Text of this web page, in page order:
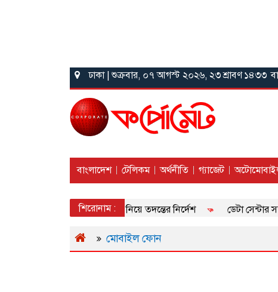
ঢাকা | শুক্রবার, ০৭ আগস্ট ২০২৬, ২৩ শ্রাবণ ১৪৩৩
বাংলাদেশ টেলিকম অর্থনীতি গ্যাজেট
শিরোনাম :
বেটিং সাইটের বিজ্ঞাপন নিয়ে তদন্তের নির্দেশ ডেটা সেন্টার
মোবাইল ফোন